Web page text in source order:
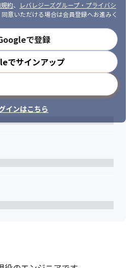
る環境です。
約、
レバレジーズグループ・プライバシ
意いただける場合は会員登録へお進みく
で登録
でサインアップ
インはこちら